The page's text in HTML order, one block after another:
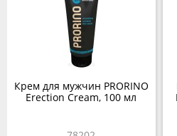
Крем для мужчин PRORINO
Erection Cream, 100 мл